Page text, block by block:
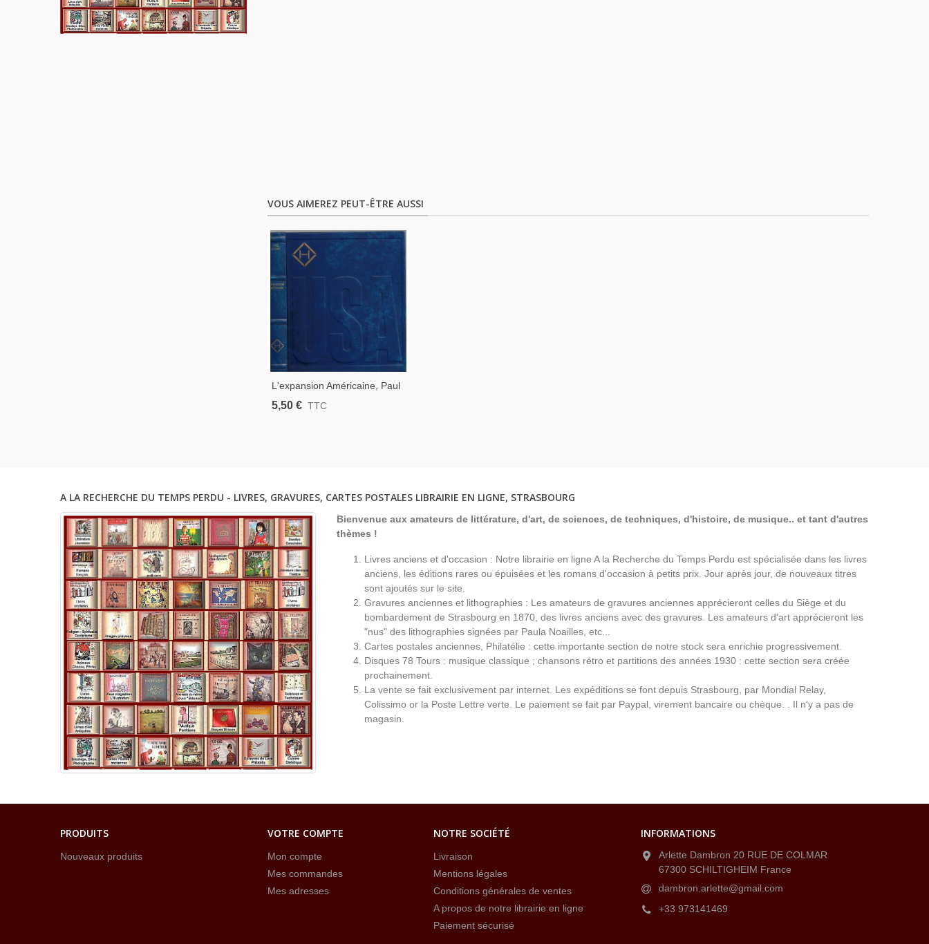
VOUS AIMEREZ PEUT-ÊTRE AUSSI
L'expansion Américaine, Paul
Sérant, 1968 - Politique
5,50 € TTC
A LA RECHERCHE DU TEMPS PERDU - LIVRES, GRAVURES, CARTES POSTALES LIBRAIRIE EN LIGNE, STRASBOURG
Bienvenue aux amateurs de littérature, d'art, de sciences, de techniques, d'histoire, de musique.. et tant d'autres
thèmes !
Livres anciens et d'occasion : Notre librairie en ligne A la Recherche du Temps Perdu est spécialisée dans les livres
anciens, les éditions rares ou épuisées et les romans d'occasion à petits prix. Jour après jour, de nouveaux titres
sont ajoutés sur le site.
Gravures anciennes et lithographies : Les amateurs de gravures anciennes apprécieront celles du Siège et du
bombardement de Strasbourg en 1870, des livres anciens avec des gravures. Les amateurs d'art apprécieront les
"nus" des lithographies signées par Paula Noailles, etc...
Cartes postales anciennes, Philatélie : cette importante section de notre stock sera enrichie progressivement.
Disques 78 Tours : musique classique ; chansons rétro et partitions des années 1930 : cette section sera créée
prochainement.
La vente se fait exclusivement par internet. Les expéditions se font depuis Strasbourg, par Mondial Relay,
Colissimo or la Poste Lettre verte. Le paiement se fait par Paypal, virement bancaire ou chèque. . Il n'y a pas de
magasin.
PRODUITS
Nouveaux produits
VOTRE COMPTE
Mon compte
Mes commandes
Mes adresses
NOTRE SOCIÉTÉ
Livraison
Mentions légales
Conditions générales de ventes
A propos de notre librairie en ligne
Paiement sécurisé
INFORMATIONS
Arlette Dambron 20 RUE DE COLMAR
67300 SCHILTIGHEIM France
dambron.arlette@gmail.com
+33 973141469